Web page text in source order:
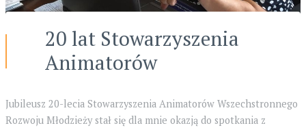
20 lat Stowarzyszenia
Animatorów
Jubileusz 20-lecia Stowarzyszenia Animatorów Wszechstronnego
Rozwoju Młodzieży stał się dla mnie okazją do spotkania z